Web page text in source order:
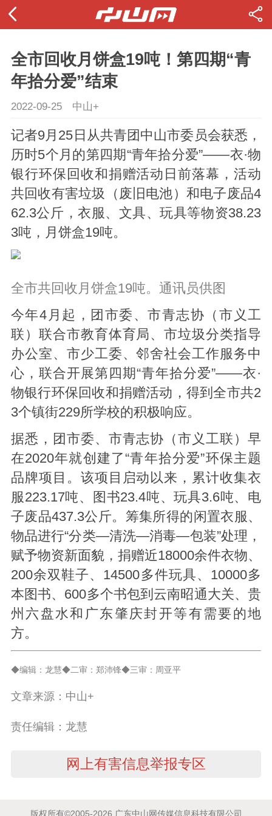
全市回收月饼盒19吨！第四期“青
年拾分爱”结束
2022-09-25 中山+
记者9月25日从共青团中山市委员会获悉，
历时5个月的第四期“青年拾分爱”——衣·物
银行环保回收和捐赠活动日前落幕，活动
共回收有害垃圾（废旧电池）和电子废品4
62.3公斤，衣服、文具、玩具等物资38.23
3吨，月饼盒19吨。
全市共回收月饼盒19吨。通讯员供图
今年4月起，团市委、市青志协（市义工
联）联合市教育体育局、市垃圾分类指导
办公室、市少工委、邻舍社会工作服务中
心，联合开展第四期“青年拾分爱”——衣·
物银行环保回收和捐赠活动，得到全市共2
3个镇街229所学校的积极响应。
据悉，团市委、市青志协（市义工联）早
在2020年就创建了“青年拾分爱”环保主题
品牌项目。该项目启动以来，累计收集衣
服223.17吨、图书23.4吨、玩具3.6吨、电
子废品437.3公斤。筹集所得的闲置衣服、
物品进行“分类—清洗—消毒—包装”处理，
赋予物资新面貌，捐赠近18000余件衣物、
200余双鞋子、14500多件玩具、10000多
本图书、600多个书包到云南昭通大关、贵
州六盘水和广东肇庆封开等有需要的地
方。
◆编辑：龙慧◆二审：郑沛锋◆三审：周亚平
文章来源：中山+
责任编辑：龙慧
网上有害信息举报专区
版权所有©2005-2026 广东中山网传媒信息科技有限公司